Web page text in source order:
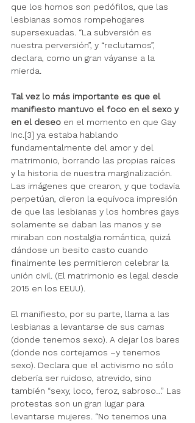
que los homos son pedófilos, que las
lesbianas somos rompehogares
supersexuadas. “La subversión es
nuestra perversión”, y “reclutamos”,
declara, como un gran váyanse a la
mierda.
Tal vez lo más importante es que el
manifiesto mantuvo el foco en el sexo y
en el deseo en el momento en que Gay
Inc.[3] ya estaba hablando
fundamentalmente del amor y del
matrimonio, borrando las propias raíces
y la historia de nuestra marginalización.
Las imágenes que crearon, y que todavía
perpetúan, dieron la equívoca impresión
de que las lesbianas y los hombres gays
solamente se daban las manos y se
miraban con nostalgia romántica, quizá
dándose un besito casto cuando
finalmente les permitieron celebrar la
unión civil. (El matrimonio es legal desde
2015 en los EEUU).
El manifiesto, por su parte, llama a las
lesbianas a levantarse de sus camas
(donde tenemos sexo). A dejar los bares
(donde nos cortejamos –y tenemos
sexo). Declara que el activismo no sólo
debería ser ruidoso, atrevido, sino
también “sexy, loco, feroz, sabroso…” Las
protestas son un gran lugar para
levantarse mujeres. “No tenemos una